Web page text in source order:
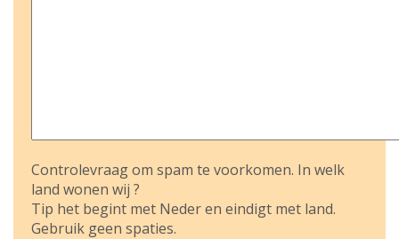
Controlevraag om spam te voorkomen. In welk
land wonen wij ?
Tip het begint met Neder en eindigt met land.
Gebruik geen spaties.